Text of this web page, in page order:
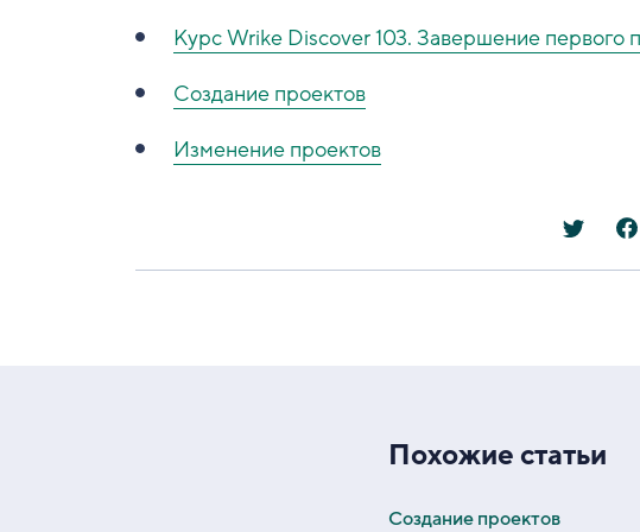
Курс Wrike Discover 103. Завершение первого
Создание проектов
Изменение проектов
Похожие статьи
Создание проектов